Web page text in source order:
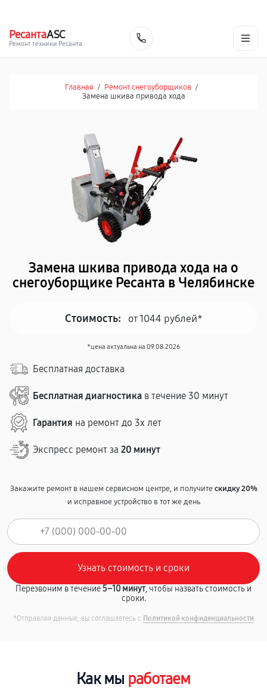
РесантаASC
Ремонт техники Ресанта
Главная / Ремонт снегоуборщиков /
Замена шкива привода хода
Замена шкива привода хода на о
снегоуборщике Ресанта в Челябинске
Стоимость: от 1044 рублей*
*цена актуальна на 09.08.2026
Бесплатная доставка
Бесплатная диагностика в течение 30 минут
Гарантия на ремонт до 3х лет
Экспресс ремонт за 20 минут
Закажите ремонт в нашем сервисном центре, и получитескидку 20%
и исправное устройство в тот же день
Перезвоним в течение5–10 минут, чтобы назвать стоимость и
сроки.
*Отправляя данные, вы соглашаетесь с Политикой конфиденциальности
Как мы работаем